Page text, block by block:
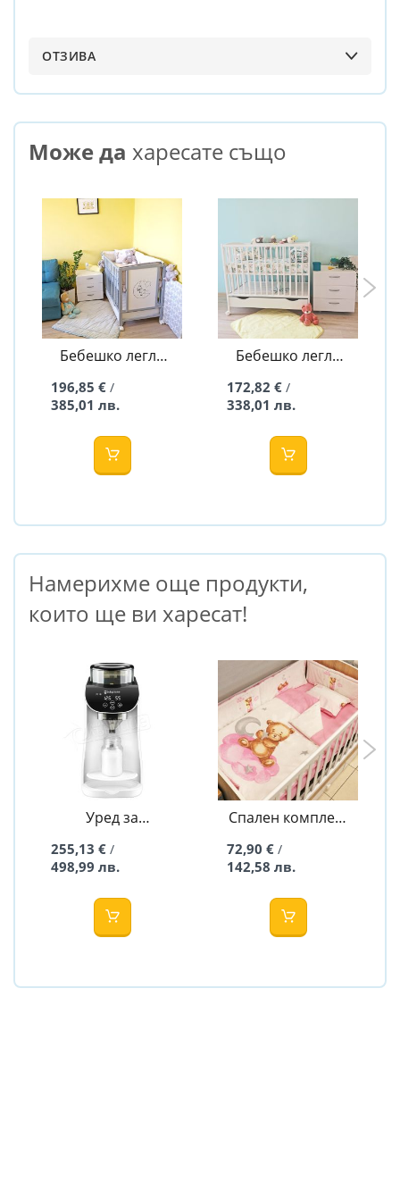
ОТЗИВА
Може да харесате също
Бебешко легло
Grey - Мече с
луна
196,85 € /
385,01 лв.
Бебешко легло
172,82 € /
338,01 лв.
Намерихме още продукти,
които ще ви харесат!
Уред за
адаптирано
мляко - Smart
Maker
255,13 € /
498,99 лв.
Спален комплект
Teddy Bear -
Розов
72,90 € /
142,58 лв.